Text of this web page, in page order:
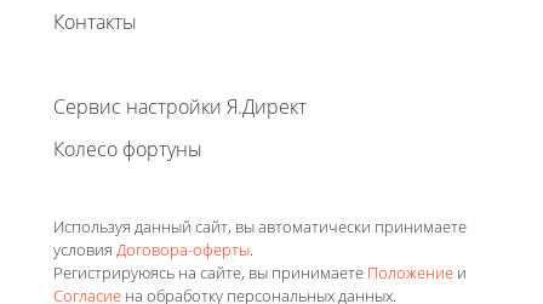
Контакты
Сервис настройки Я.Директ
Колесо фортуны
Используя данный сайт, вы автоматически принимаете
условия Договора-оферты.
Регистрируюясь на сайте, вы принимаете Положение и
Согласие на обработку персональных данных.